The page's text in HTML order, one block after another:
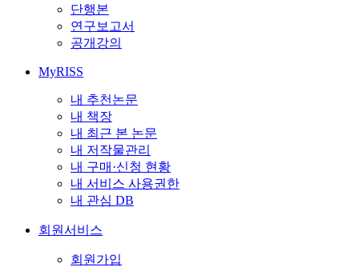
단행본
연구보고서
공개강의
MyRISS
내 추천논문
내 책장
내 최근 본 논문
내 저작물관리
내 구매·신청 현황
내 서비스 사용권한
내 관심 DB
회원서비스
회원가입